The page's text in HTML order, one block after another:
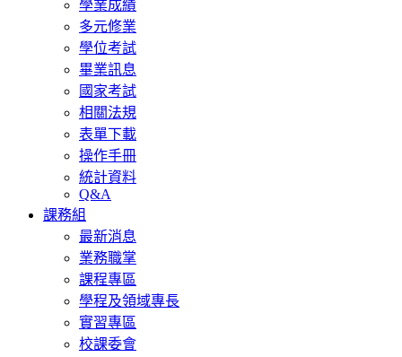
學業成績
多元修業
學位考試
畢業訊息
國家考試
相關法規
表單下載
操作手冊
統計資料
Q&A
課務組
最新消息
業務職掌
課程專區
學程及領域專長
實習專區
校課委會